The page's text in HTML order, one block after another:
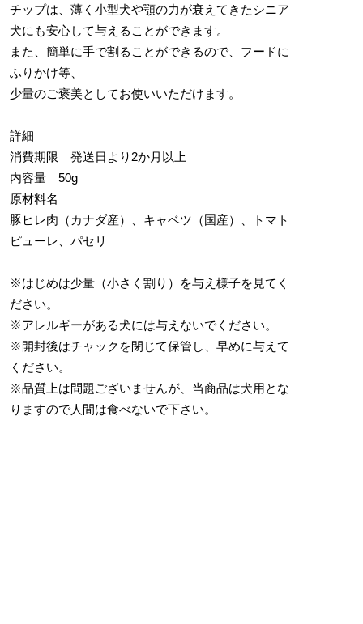
チップは、薄く小型犬や顎の力が衰えてきたシニア
犬にも安心して与えることができます。
また、簡単に手で割ることができるので、フードに
ふりかけ等、
少量のご褒美としてお使いいただけます。
詳細
消費期限 発送日より2か月以上
内容量 50g
原材料名
豚ヒレ肉（カナダ産）、キャベツ（国産）、トマト
ピューレ、パセリ
※はじめは少量（小さく割り）を与え様子を見てく
ださい。
※アレルギーがある犬には与えないでください。
※開封後はチャックを閉じて保管し、早めに与えて
ください。
※品質上は問題ございませんが、当商品は犬用とな
りますので人間は食べないで下さい。